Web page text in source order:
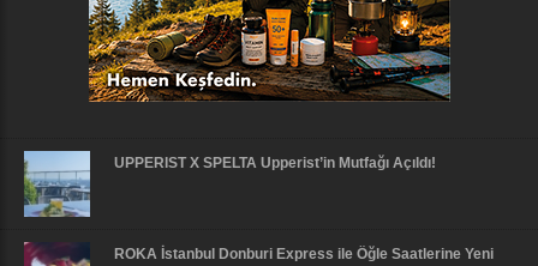
UPPERIST X SPELTA Upperist’in Mutfağı Açıldı!
ROKA İstanbul Donburi Express ile Öğle Saatlerine Yeni